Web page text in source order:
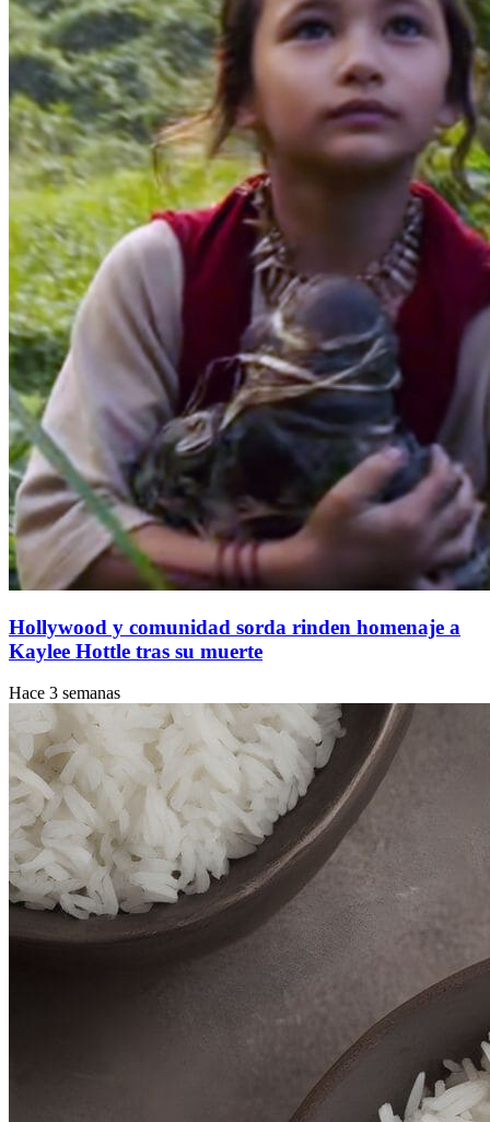
Hollywood y comunidad sorda rinden homenaje a
Kaylee Hottle tras su muerte
Hace 3 semanas